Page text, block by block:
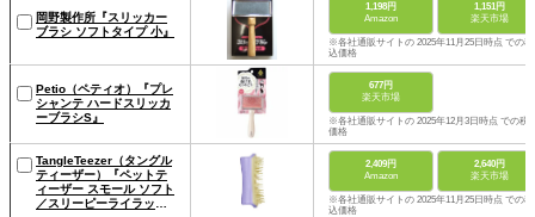
岡野製作所『スリッカー
ブラシ ソフトタイプ 小』
1,198円
Amazon
1,151円
楽天市場
※各社通販サイトの 2025年11月25日時点 での税
込価格
Petio（ペティオ）『プレ
シャンテ ハードスリッカ
ーブラシS』
677円
楽天市場
※各社通販サイトの 2025年12月3日時点 での税
価格
TangleTeezer（タングル
ティーザー）『ペットテ
ィーザー スモール ソフト
／スリーピーライラッ
2,409円
Amazon
2,640円
楽天市場
※各社通販サイトの 2025年11月25日時点 での税
込価格